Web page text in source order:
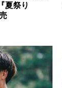
夏祭り